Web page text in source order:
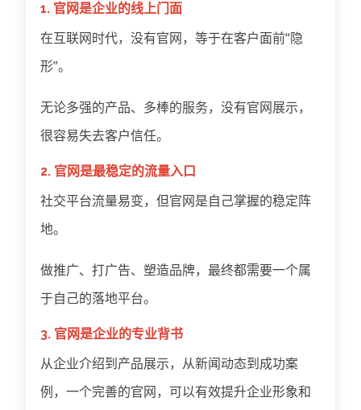
1. 官网是企业的线上门面
在互联网时代，没有官网，等于在客户面前“隐
形”。
无论多强的产品、多棒的服务，没有官网展示，
很容易失去客户信任。
2. 官网是最稳定的流量入口
社交平台流量易变，但官网是自己掌握的稳定阵
地。
做推广、打广告、塑造品牌，最终都需要一个属
于自己的落地平台。
3. 官网是企业的专业背书
从企业介绍到产品展示，从新闻动态到成功案
例，一个完善的官网，可以有效提升企业形象和